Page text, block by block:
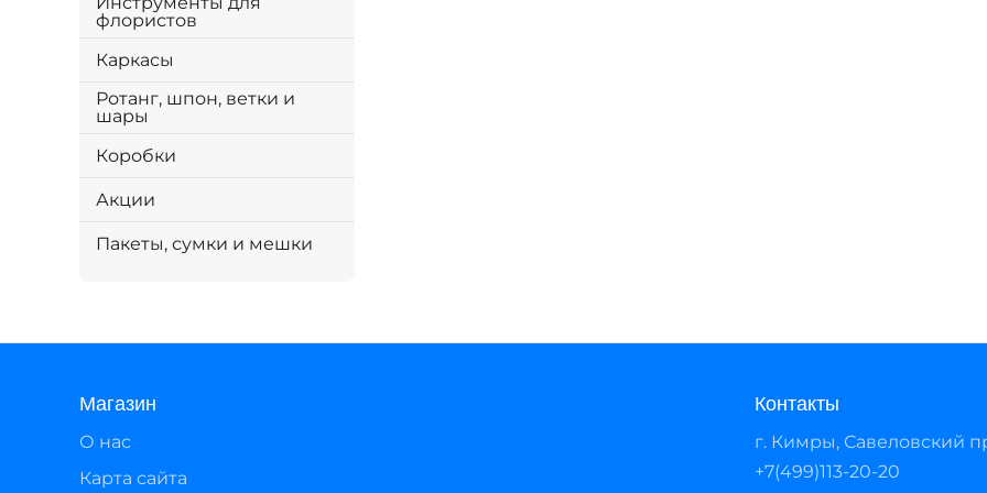
флористов
Каркасы
Ротанг, шпон, ветки и
шары
Коробки
Акции
Пакеты, сумки и мешки
Магазин
О нас
Карта сайта
Контакты
г. Кимры, Савеловский
+7(499)113-20-20